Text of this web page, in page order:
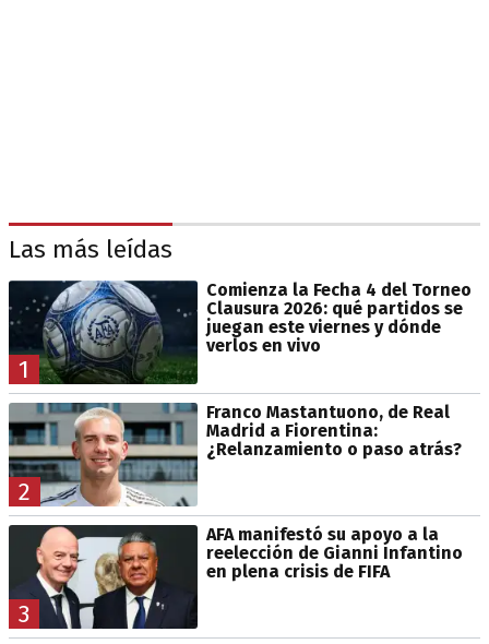
Las más leídas
1
Comienza la Fecha 4 del Torneo
Clausura 2026: qué partidos se
juegan este viernes y dónde
verlos en vivo
2
Franco Mastantuono, de Real
Madrid a Fiorentina:
¿Relanzamiento o paso atrás?
3
AFA manifestó su apoyo a la
reelección de Gianni Infantino
en plena crisis de FIFA